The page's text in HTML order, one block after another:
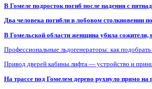
В Гомеле подросток погиб после падения с
Два человека погибли в лобовом столкновении
В Гомельской области женщина убила сожителя,
Профессиональные льдогенераторы: как
Привод дверей кабины лифта — устройство и
На трассе под Гомелем дерево рухнуло прямо на